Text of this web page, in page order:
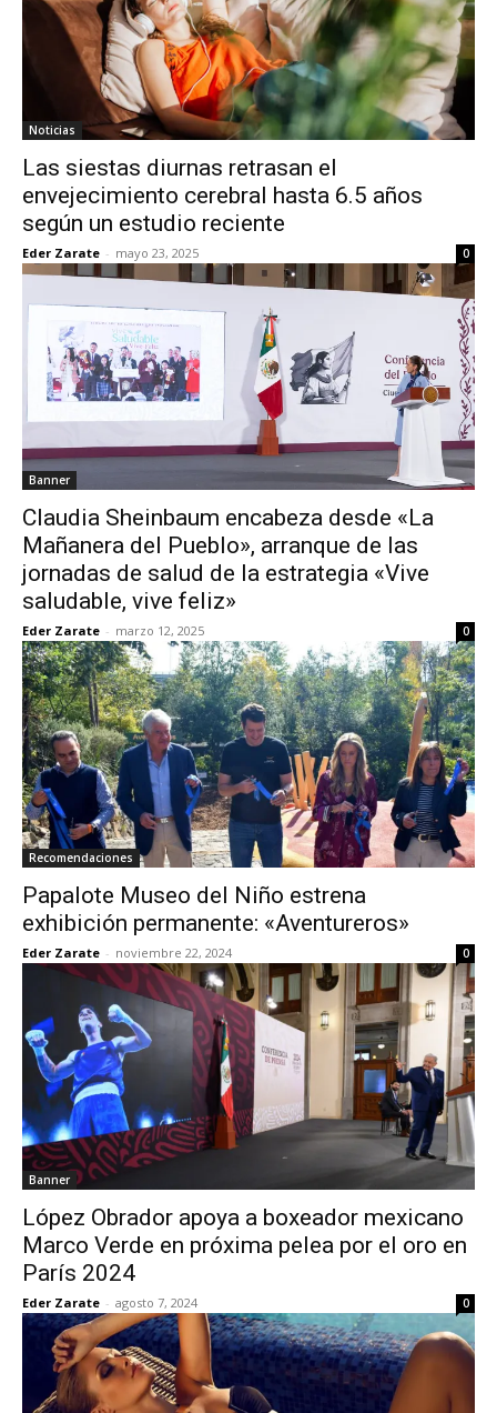
Noticias
Las siestas diurnas retrasan el
envejecimiento cerebral hasta 6.5 años
según un estudio reciente
Eder Zarate - mayo 23, 2025 0
Banner
Claudia Sheinbaum encabeza desde «La
Mañanera del Pueblo», arranque de las
jornadas de salud de la estrategia «Vive
saludable, vive feliz»
Eder Zarate - marzo 12, 2025 0
Recomendaciones
Papalote Museo del Niño estrena
exhibición permanente: «Aventureros»
Eder Zarate - noviembre 22, 2024 0
Banner
López Obrador apoya a boxeador mexicano
Marco Verde en próxima pelea por el oro en
París 2024
Eder Zarate - agosto 7, 2024 0